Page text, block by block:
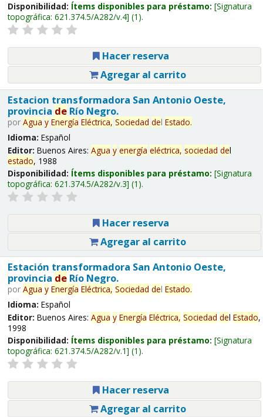
Disponibilidad: Ítems disponibles para préstamo: Signatura
topográfica: 621.374.5/A282/v.4 (1).
Hacer reserva
Agregar al carrito
Estacion transformadora San Antonio Oeste,
provincia deRío Negro.
por Agua y Energía Eléctrica, Sociedad del Estado.
Idioma: Español
Editor: Buenos Aires: Agua y energía eléctrica, sociedad del
estado, 1988
Disponibilidad: Ítems disponibles para préstamo: Signatura
topográfica: 621.374.5/A282/v.3 (1).
Hacer reserva
Agregar al carrito
Estación transformadora San Antonio Oeste,
provincia deRío Negro.
por Agua y Energía Eléctrica, Sociedad del Estado.
Idioma: Español
Editor: Buenos Aires: Agua y Energía Eléctrica, Sociedad del Estado,
1998
Disponibilidad: Ítems disponibles para préstamo: Signatura
topográfica: 621.374.5/A282/v.1 (1).
Hacer reserva
Agregar al carrito